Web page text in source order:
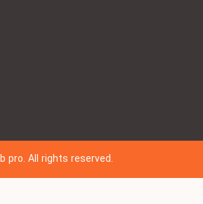
pro. All rights reserved.